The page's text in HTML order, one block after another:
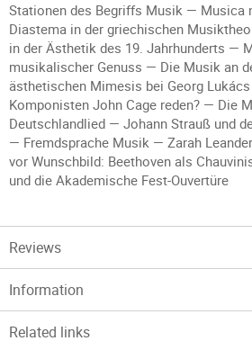
Stationen des Begriffs Musik — Musica
Diastema in der griechischen
in der Ästhetik des 19. Jahrhunderts —
musikalischer Genuss — Die Musik an
ästhetischen Mimesis bei Georg
Komponisten John Cage reden? — Die
Deutschlandlied — Johann Strauß und
— Fremdsprache Musik — Zarah
vor Wunschbild: Beethoven als
und die Akademische Fest-Ouvertüre
Reviews
Information
Related links